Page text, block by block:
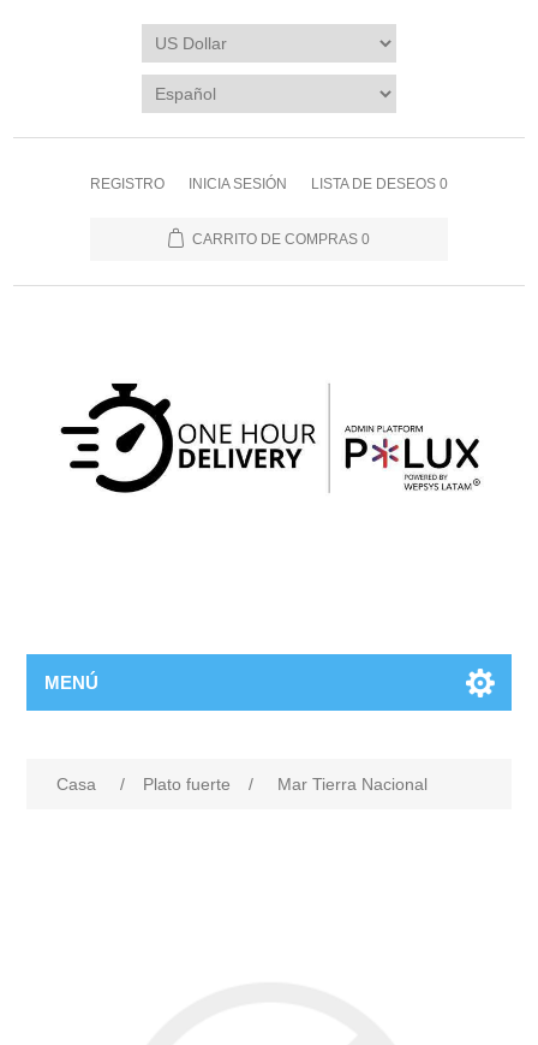
REGISTRO INICIA SESIÓN LISTA DE DESEOS 0
CARRITO DE COMPRAS 0
MENÚ
Casa / Plato fuerte / Mar Tierra Nacional